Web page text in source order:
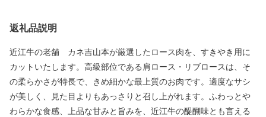
返礼品説明
近江牛の老舗 カネ吉山本が厳選したロース肉を、すきやき用に
カットいたします。高級部位である肩ロース・リブロースは、そ
の柔らかさが特長で、きめ細かな最上質のお肉です。適度なサシ
が美しく、見た目よりもあっさりと召し上がれます。ふわっとや
わらかな食感、上品な甘みと旨みを、近江牛の醍醐味とも言える